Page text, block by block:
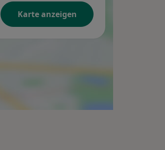
Karte anzeigen